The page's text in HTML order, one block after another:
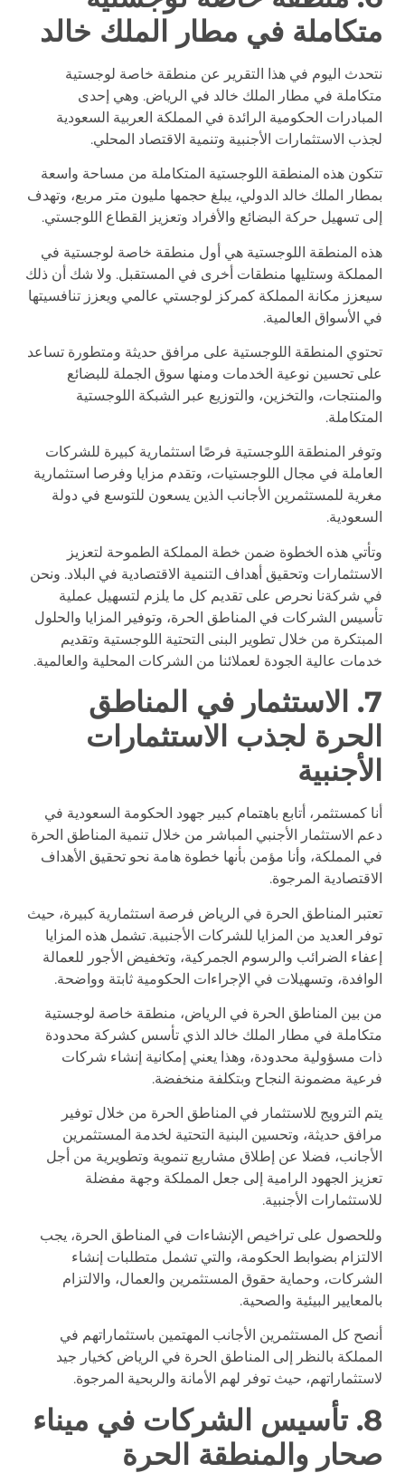
متكاملة في مطار الملك خالد
نتحدث اليوم في هذا التقرير عن منطقة خاصة لوجستية
متكاملة في مطار الملك خالد في الرياض. وهي إحدى
المبادرات الحكومية الرائدة في المملكة العربية السعودية
لجذب الاستثمارات الأجنبية وتنمية الاقتصاد المحلي.
تتكون هذه المنطقة اللوجستية المتكاملة من مساحة واسعة
بمطار الملك خالد الدولي، يبلغ حجمها مليون متر مربع، وتهدف
إلى تسهيل حركة البضائع والأفراد وتعزيز القطاع اللوجستي.
هذه المنطقة اللوجستية هي أول منطقة خاصة لوجستية في
المملكة وستليها منطقات أخرى في المستقبل. ولا شك أن ذلك
سيعزز مكانة المملكة كمركز لوجستي عالمي ويعزز تنافسيتها
في الأسواق العالمية.
تحتوي المنطقة اللوجستية على مرافق حديثة ومتطورة تساعد
على تحسين نوعية الخدمات ومنها سوق الجملة للبضائع
والمنتجات، والتخزين، والتوزيع عبر الشبكة اللوجستية
المتكاملة.
وتوفر المنطقة اللوجستية فرصًا استثمارية كبيرة للشركات
العاملة في مجال اللوجستيات، وتقدم مزايا وفرصا استثمارية
مغرية للمستثمرين الأجانب الذين يسعون للتوسع في دولة
السعودية.
وتأتي هذه الخطوة ضمن خطة المملكة الطموحة لتعزيز
الاستثمارات وتحقيق أهداف التنمية الاقتصادية في البلاد. ونحن
في شركةنا نحرص على تقديم كل ما يلزم لتسهيل عملية
تأسيس الشركات في المناطق الحرة، وتوفير المزايا والحلول
المبتكرة من خلال تطوير البنى التحتية اللوجستية وتقديم
خدمات عالية الجودة لعملائنا من الشركات المحلية والعالمية.
7. الاستثمار في المناطق
الحرة لجذب الاستثمارات
الأجنبية
أنا كمستثمر، أتابع باهتمام كبير جهود الحكومة السعودية في
دعم الاستثمار الأجنبي المباشر من خلال تنمية المناطق الحرة
في المملكة، وأنا مؤمن بأنها خطوة هامة نحو تحقيق الأهداف
الاقتصادية المرجوة.
تعتبر المناطق الحرة في الرياض فرصة استثمارية كبيرة، حيث
توفر العديد من المزايا للشركات الأجنبية. تشمل هذه المزايا
إعفاء الضرائب والرسوم الجمركية، وتخفيض الأجور للعمالة
الوافدة، وتسهيلات في الإجراءات الحكومية ثابتة وواضحة.
من بين المناطق الحرة في الرياض، منطقة خاصة لوجستية
متكاملة في مطار الملك خالد الذي تأسس كشركة محدودة
ذات مسؤولية محدودة، وهذا يعني إمكانية إنشاء شركات
فرعية مضمونة النجاح وبتكلفة منخفضة.
يتم الترويج للاستثمار في المناطق الحرة من خلال توفير
مرافق حديثة، وتحسين البنية التحتية لخدمة المستثمرين
الأجانب، فضلا عن إطلاق مشاريع تنموية وتطويرية من أجل
تعزيز الجهود الرامية إلى جعل المملكة وجهة مفضلة
للاستثمارات الأجنبية.
وللحصول على تراخيص الإنشاءات في المناطق الحرة، يجب
الالتزام بضوابط الحكومة، والتي تشمل متطلبات إنشاء
الشركات، وحماية حقوق المستثمرين والعمال، والالتزام
بالمعايير البيئية والصحية.
أنصح كل المستثمرين الأجانب المهتمين باستثماراتهم في
المملكة بالنظر إلى المناطق الحرة في الرياض كخيار جيد
لاستثماراتهم، حيث توفر لهم الأمانة والربحية المرجوة.
8. تأسيس الشركات في ميناء
صحار والمنطقة الحرة